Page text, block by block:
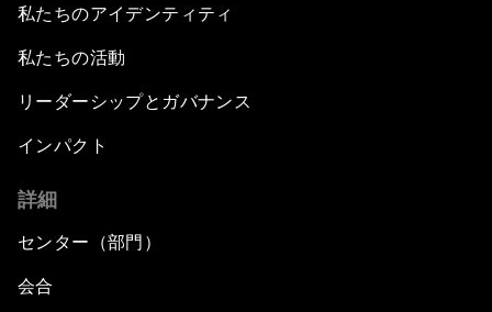
私たちのアイデンティティ
私たちの活動
リーダーシップとガバナンス
インパクト
詳細
センター（部門）
会合